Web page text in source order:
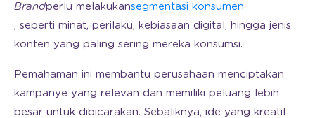
Brandperlu melakukansegmentasi konsumen
, seperti minat, perilaku, kebiasaan digital, hingga jenis
konten yang paling sering mereka konsumsi.
Pemahaman ini membantu perusahaan menciptakan
kampanye yang relevan dan memiliki peluang lebih
besar untuk dibicarakan. Sebaliknya, ide yang kreatif